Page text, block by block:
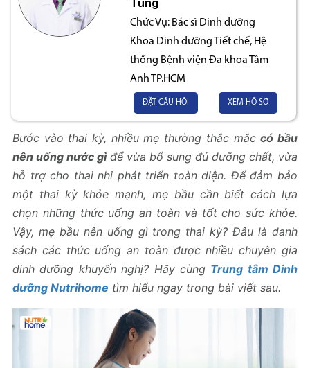
Chức Vụ: Bác sĩ Dinh dưỡng
Khoa Dinh dưỡng Tiết chế, Hệ
thống Bệnh viện Đa khoa Tâm
Anh TP.HCM
ĐẶT CÂU HỎI XEM HỒ SƠ
Bước vào thai kỳ, nhiều mẹ thường thắc mắccó bầu
nên uống nước gì để vừa bổ sung đủ dưỡng chất, vừa
hỗ trợ cho thai nhi phát triển toàn diện. Để đảm bảo
một thai kỳ khỏe mạnh, mẹ bầu cần biết cách lựa
chọn những thức uống an toàn và tốt cho sức khỏe.
Vậy, mẹ bầu nên uống gì trong thai kỳ? Đâu là danh
sách các thức uống an toàn được nhiều chuyên gia
dinh dưỡng khuyến nghị? Hãy cùng Trung tâm Dinh
dưỡng Nutrihome tìm hiểu ngay trong bài viết sau.